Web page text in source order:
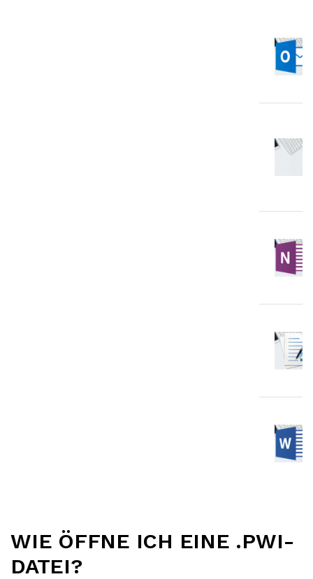
WIE ÖFFNE ICH EINE .PWI-
DATEI?